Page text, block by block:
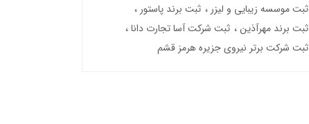
ثبت موسسه زیبایی و لیزر
ثبت برند پاستور
ثبت برند مهرآذین
ثبت شرکت آسا تجارت دانا
ثبت شرکت برتر نیروی جزیره هرمز قشم